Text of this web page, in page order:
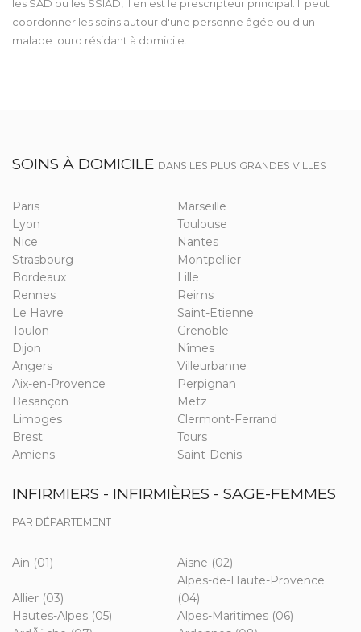
les SAD ou les SSIAD, il en est le prescripteur principal. Il peut
coordonner les soins autour d'une personne âgée ou d'un
malade lourd résidant à domicile.
SOINS À DOMICILE DANS LES PLUS GRANDES VILLES
Paris
Marseille
Lyon
Toulouse
Nice
Nantes
Strasbourg
Montpellier
Bordeaux
Lille
Rennes
Reims
Le Havre
Saint-Etienne
Toulon
Grenoble
Dijon
Nîmes
Angers
Villeurbanne
Aix-en-Provence
Perpignan
Besançon
Metz
Limoges
Clermont-Ferrand
Brest
Tours
Amiens
Saint-Denis
INFIRMIERS - INFIRMIÈRES - SAGE-FEMMES
PAR DÉPARTEMENT
Ain (01) Aisne (02)
Allier (03)
Alpes-de-Haute-Provence
(04)
Hautes-Alpes (05)
Alpes-Maritimes (06)